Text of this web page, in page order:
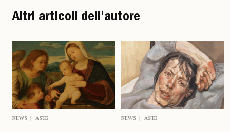
Altri articoli dell'autore
NEWS ASTE NEWS ASTE